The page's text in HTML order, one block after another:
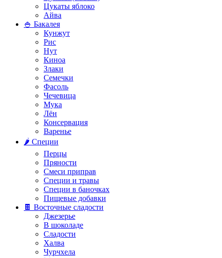
Цукаты яблоко
Айва
🍚 Бакалея
Кунжут
Рис
Нут
Киноа
Злаки
Семечки
Фасоль
Чечевица
Мука
Лён
Консервация
Варенье
🌶️ Специи
Перцы
Пряности
Смеси приправ
Специи и травы
Специи в баночках
Пищевые добавки
🍫 Восточные сладости
Джезерье
В шоколаде
Сладости
Халва
Чурчхела